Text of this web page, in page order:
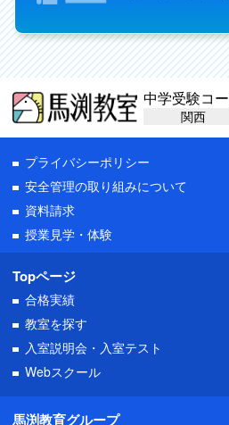
中学受験コ
関西
プライバシーポリシー
安全管理の取り組みについて
資料請求
授業見学・体験
Topページ
合格実績
教室を探す
入室説明会・入室テスト
Webスクール
馬渕教育グループ